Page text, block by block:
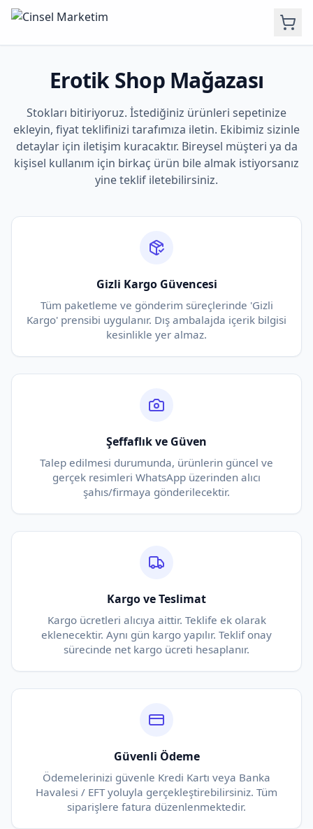
Erotik Shop Mağazası
Stokları bitiriyoruz. İstediğiniz ürünleri sepetinize
ekleyin, fiyat teklifinizi tarafımıza iletin. Ekibimiz sizinle
detaylar için iletişim kuracaktır. Bireysel müşteri ya da
kişisel kullanım için birkaç ürün bile almak istiyorsanız
yine teklif iletebilirsiniz.
Gizli Kargo Güvencesi
Tüm paketleme ve gönderim süreçlerinde 'Gizli
Kargo' prensibi uygulanır. Dış ambalajda içerik bilgisi
kesinlikle yer almaz.
Şeffaflık ve Güven
Talep edilmesi durumunda, ürünlerin güncel ve
gerçek resimleri WhatsApp üzerinden alıcı
şahıs/firmaya gönderilecektir.
Kargo ve Teslimat
Kargo ücretleri alıcıya aittir. Teklife ek olarak
eklenecektir. Aynı gün kargo yapılır. Teklif onay
sürecinde net kargo ücreti hesaplanır.
Güvenli Ödeme
Ödemelerinizi güvenle Kredi Kartı veya Banka
Havalesi / EFT yoluyla gerçekleştirebilirsiniz. Tüm
siparişlere fatura düzenlenmektedir.